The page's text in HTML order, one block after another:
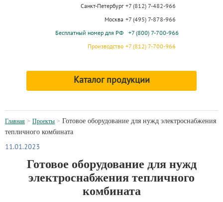
Санкт-Петербург
Москва
Бесплатный номер для РФ
Производство
+7 (812) 7-482-966
+7 (495) 7-878-966
+7 (800) 7-700-966
+7 (812) 7-700-966
Каталог продукции
Главная Проекты
Готовое оборудование для нужд электроснабжения
тепличного комбината
11.01.2023
Готовое оборудование для нужд
электроснабжения тепличного
комбината